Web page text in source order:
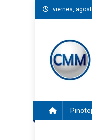
Saltar
al
viernes,